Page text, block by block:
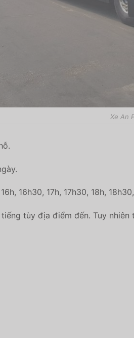
Xe An
16h30, 17h, 17h30, 18h,
tùy địa điểm đến. Tuy